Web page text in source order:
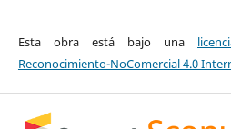
Esta obra está bajo una
Reconocimiento-NoComercial 4.0